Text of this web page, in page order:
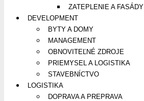
ZATEPLENIE A FASÁDY
DEVELOPMENT
BYTY A DOMY
MANAGEMENT
OBNOVITEĽNÉ ZDROJE
PRIEMYSEL A LOGISTIKA
STAVEBNÍCTVO
LOGISTIKA
DOPRAVA A PREPRAVA